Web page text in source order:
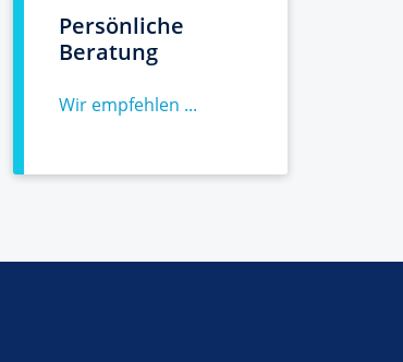
Persönliche
Beratung
Wir empfehlen ...